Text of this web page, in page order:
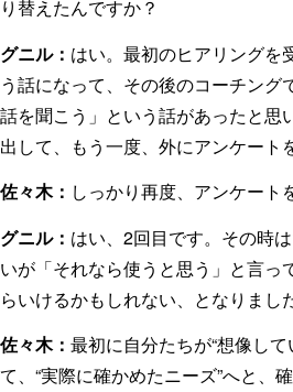
り替えたんですか？
グニル： はい。最初のヒアリングを
う話になって、その後のコーチング
話を聞こう」という話があったと思
出して、もう一度、外にアンケート
佐々木： しっかり再度、アンケート
グニル： はい、2回目です。その時
いが「それなら使うと思う」と言っ
らいけるかもしれない、となりました
佐々木： 最初に自分たちが“想像して
て、“実際に確かめたニーズ”へと、